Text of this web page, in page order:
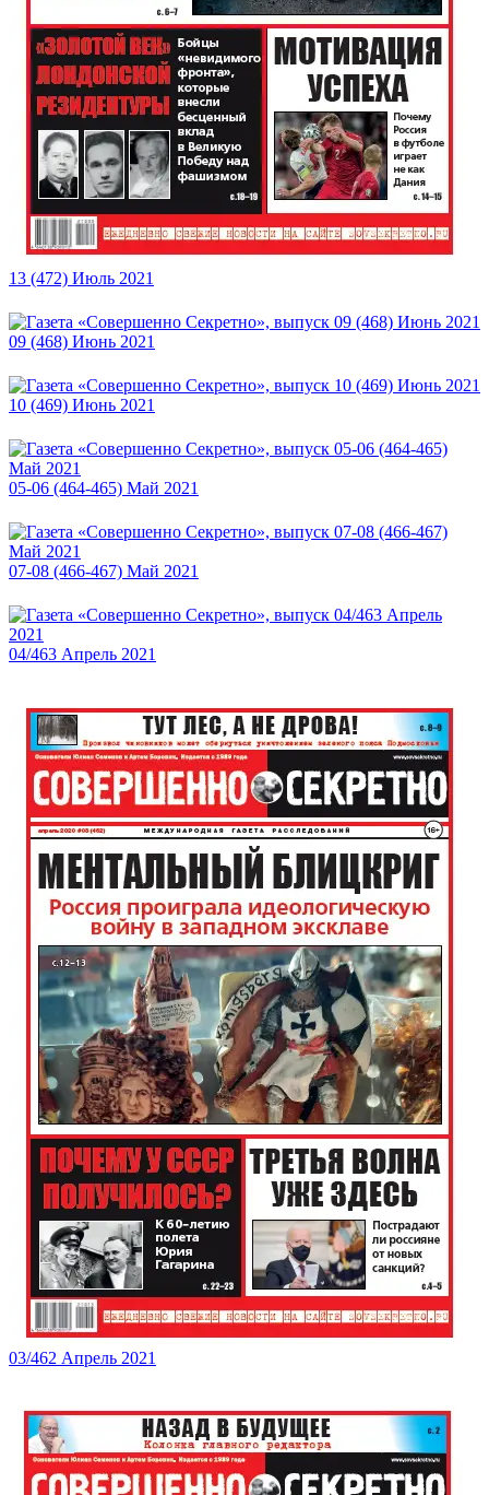
13 (472) Июль 2021
09 (468) Июнь 2021
10 (469) Июнь 2021
05-06 (464-465) Май 2021
07-08 (466-467) Май 2021
04/463 Апрель 2021
03/462 Апрель 2021